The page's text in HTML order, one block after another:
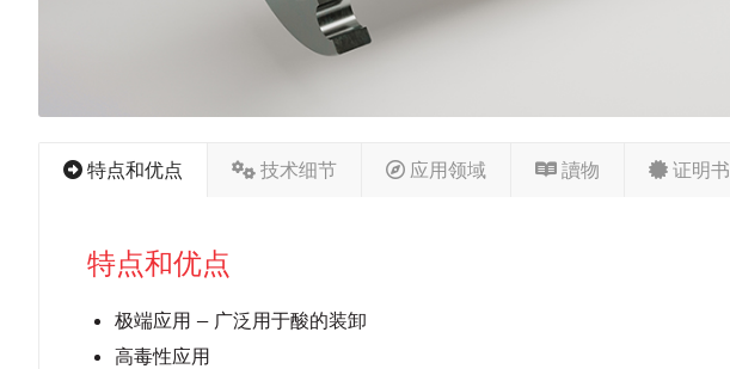
特点和优点 技术细节 应用领域 讀物 证明书
特点和优点
极端应用 — 广泛用于酸的装卸
高毒性应用